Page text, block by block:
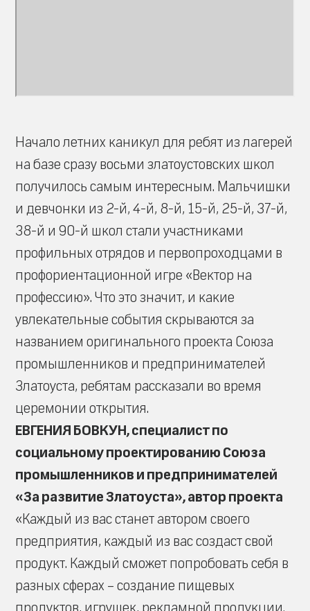
Начало летних каникул для ребят из лагерей
на базе сразу восьми златоустовских школ
получилось самым интересным. Мальчишки
и девчонки из 2-й, 4-й, 8-й, 15-й, 25-й, 37-й,
38-й и 90-й школ стали участниками
профильных отрядов и первопроходцами в
профориентационной игре «Вектор на
профессию». Что это значит, и какие
увлекательные события скрываются за
названием оригинального проекта Союза
промышленников и предпринимателей
Златоуста, ребятам рассказали во время
церемонии открытия.
ЕВГЕНИЯ БОВКУН, специалист по
социальному проектированию Союза
промышленников и предпринимателей
«За развитие Златоуста», автор проекта
«Каждый из вас станет автором своего
предприятия, каждый из вас создаст свой
продукт. Каждый сможет попробовать себя в
разных сферах – создание пищевых